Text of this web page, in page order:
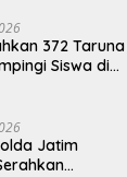
372 Taruna
Siswa di
Jatim